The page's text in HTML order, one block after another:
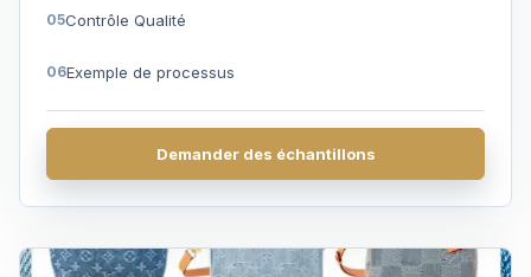
Contrôle Qualité
Exemple de processus
Questions fréquentes
Obtenir un devis
Demander des échantillons